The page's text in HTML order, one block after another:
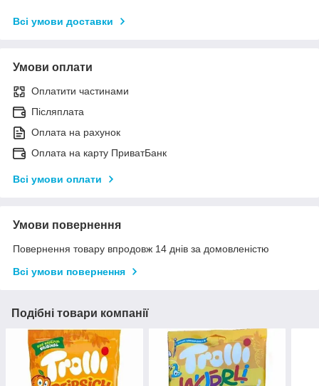
Всі умови доставки
Умови оплати
Оплатити частинами
Післяплата
Оплата на рахунок
Оплата на карту ПриватБанк
Всі умови оплати
Умови повернення
Повернення товару впродовж 14 днів за домовленістю
Всі умови повернення
Подібні товари компанії